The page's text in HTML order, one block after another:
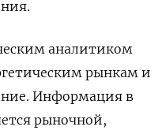
аналитиком
рынкам и
Информация в
рыночной,